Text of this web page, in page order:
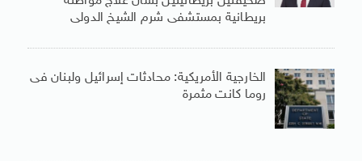
بريطانية بمستشفى شرم الشيخ الدولى
الخارجية الأمريكية: محادثات إسرائيل ولبنان فى
روما كانت مثمرة